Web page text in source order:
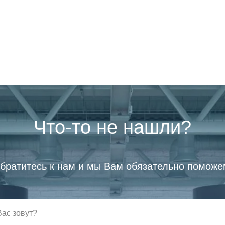
Что-то не нашли?
к нам и мы Вам обязательно